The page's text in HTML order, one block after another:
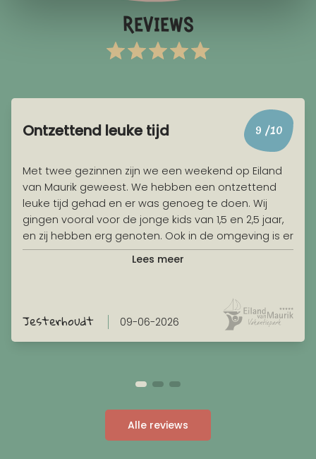
reviews
Ontzettend leuke tijd 9 /10
Met twee gezinnen zijn we een weekend op Eiland
van Maurik geweest. We hebben een ontzettend
leuke tijd gehad en er was genoeg te doen. Wij
gingen vooral voor de jonge kids van 1,5 en 2,5 jaar,
en zij hebben erg genoten. Ook in de omgeving is er
genoeg te doen. Het huisje was erg goed schoon
Lees meer
Jesterhoudt 09-06-2026
Alle reviews